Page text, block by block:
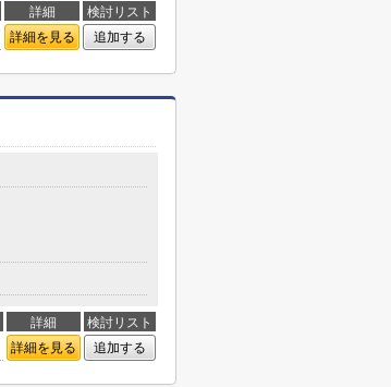
詳細
検討リスト
詳細を見る 追加する
詳細
検討リスト
詳細を見る 追加する